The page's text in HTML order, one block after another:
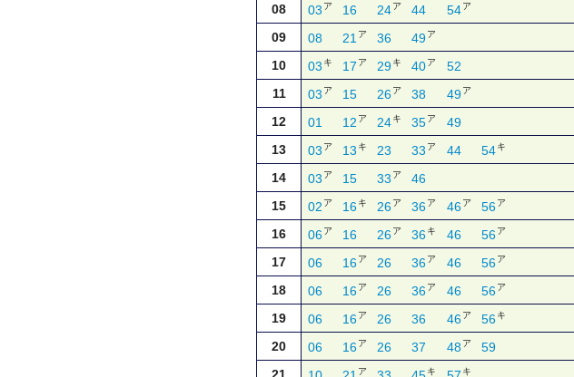
08 03 ア 16 24ア 44 54 ア
09
08 21 ア 36 49ア
10
03 キ 17 ア 29キ 40ア 52
11 03 ア 15 26ア 38 49 ア
12
01 12 ア 24キ 35ア 49
13
03 ア 13 キ 23 33 ア 44 54 キ
14 03 ア 15 33 ア 46
15
02 ア 16キ 26ア 36ア 46 ア 56 ア
16
06ア 16 26ア 36キ 46 56 ア
17
06 16ア 26 36ア 46 56 ア
18 06 16ア 26 36ア 46 56 ア
19 06 16ア 26 36 46 ア 56 キ
20 06 16ア 26 37 48 ア 59
ア キ キ